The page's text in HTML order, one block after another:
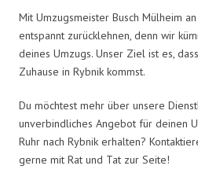
Mit Umzugsmeister Busch Mülheim
entspannt zurücklehnen, denn wir
deines Umzugs. Unser Ziel ist es,
Zuhause in Rybnik kommst.
Du möchtest mehr über unsere
unverbindliches Angebot für deinen
Ruhr nach Rybnik erhalten?
gerne mit Rat und Tat zur Seite!